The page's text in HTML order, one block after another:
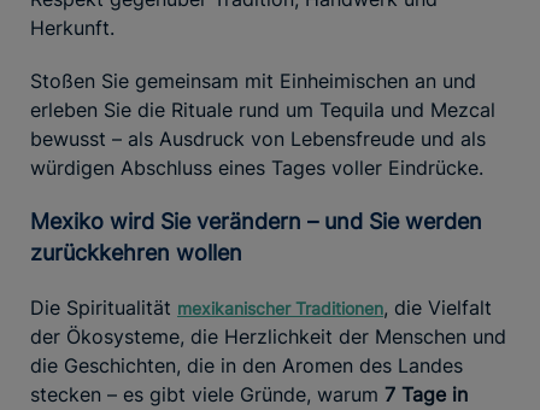
Herkunft.
Stoßen Sie gemeinsam mit Einheimischen an und
erleben Sie die Rituale rund um Tequila und Mezcal
bewusst – als Ausdruck von Lebensfreude und als
würdigen Abschluss eines Tages voller Eindrücke.
Mexiko wird Sie verändern – und Sie werden
zurückkehren wollen
Die Spiritualität mexikanischer Traditionen, die Vielfalt
der Ökosysteme, die Herzlichkeit der Menschen und
die Geschichten, die in den Aromen des Landes
stecken – es gibt viele Gründe, warum 7 Tage in